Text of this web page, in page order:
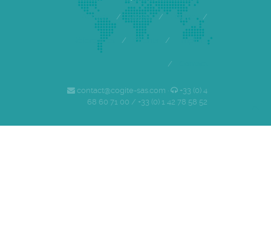
Accueil / Cogite / Equipe /
Références / Clients / Emploi
/
contact@cogite-sas.com ·
+33 (0) 4
68 60 71 00 / +33 (0) 1 42 78 58 52